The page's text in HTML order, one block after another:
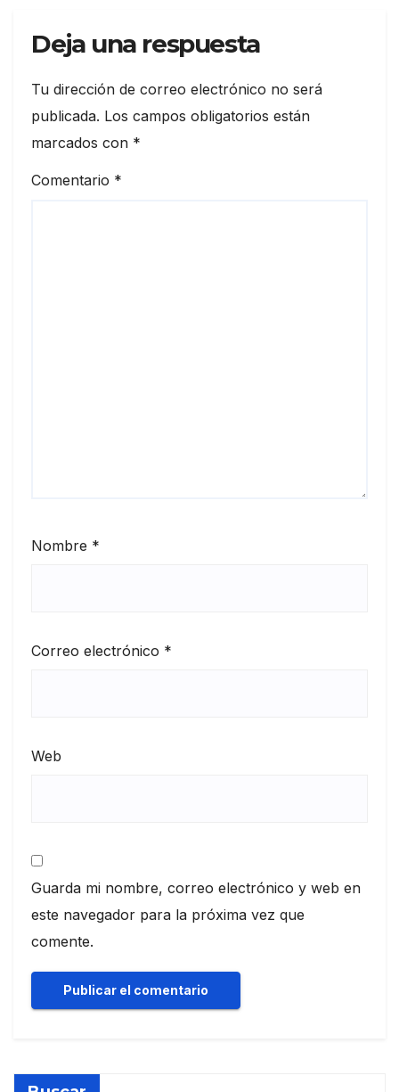
Deja una respuesta
Tu dirección de correo electrónico no será
publicada. Los campos obligatorios están
marcados con *
Comentario *
Nombre *
Correo electrónico *
Web
Guarda mi nombre, correo electrónico y web en
este navegador para la próxima vez que
comente.